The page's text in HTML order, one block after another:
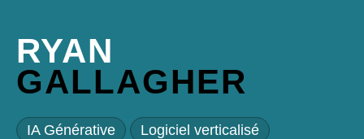
RYAN
GALLAGHER
IA Générative Logiciel verticalisé